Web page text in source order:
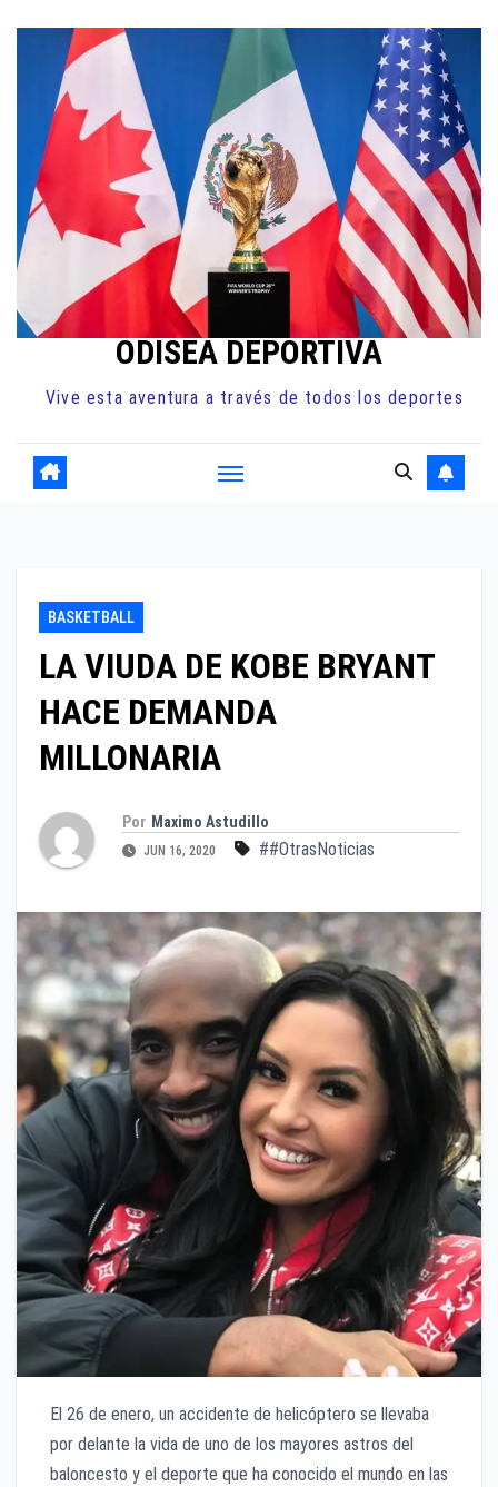
contenido
ODISEA DEPORTIVA
Vive esta aventura a través de todos los deportes
BASKETBALL
LA VIUDA DE KOBE BRYANT
HACE DEMANDA
MILLONARIA
Por Maximo Astudillo
JUN 16, 2020 ##OtrasNoticias
El 26 de enero, un accidente de helicóptero se llevaba
por delante la vida de uno de los mayores astros del
baloncesto y el deporte que ha conocido el mundo en las